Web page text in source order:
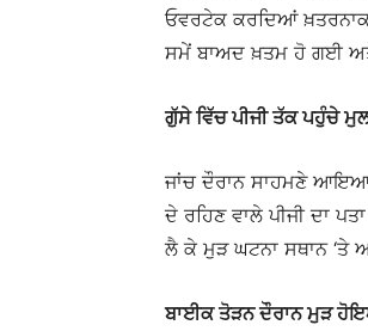
ਓਵਰਟੇਕ ਕਰਦਿਆਂ
ਸਮੇਂ ਬਾਅਦ ਖ਼ਤਮ ਹੋ ਗਈ
ਗੁੱਸੇ ਵਿੱਚ ਪੀਜੀ ਤੱਕ ਪਹੁੰਚੇ
ਜਾਂਚ ਦੌਰਾਨ ਸਾਹਮਣੇ ਆਇਆ
ਦੇ ਰਹਿਣ ਵਾਲੇ ਪੀਜੀ ਦਾ
ਲੈ ਕੇ ਮੁੜ ਘਟਨਾ ਸਥਾਨ ‘ਤੇ
ਬਾਈਕ ਤੋੜਨ ਦੌਰਾਨ ਮੁੜ